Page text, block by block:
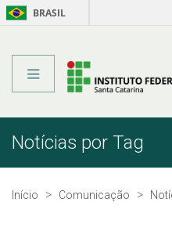
BRASIL
Notícias por Tag
Início Comunicação